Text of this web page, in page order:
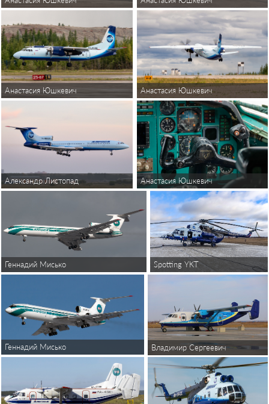
Анастасия Юшкевич Анастасия Юшкевич
Александр Листопад Анастасия Юшкевич
Геннадий Мисько Spotting YKT
Геннадий Мисько Владимир Сергеевич